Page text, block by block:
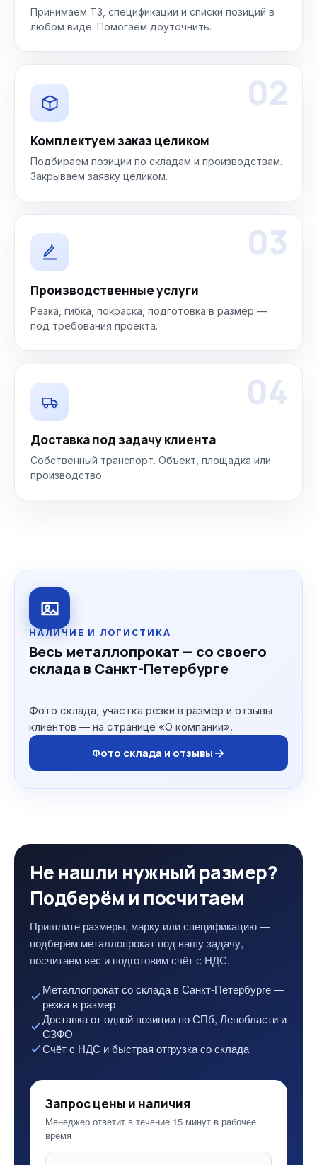
Принимаем ТЗ, спецификации и списки позиций в
любом виде. Помогаем доуточнить.
02
Комплектуем заказ целиком
Подбираем позиции по складам и производствам.
Закрываем заявку целиком.
03
Производственные услуги
Резка, гибка, покраска, подготовка в размер —
под требования проекта.
04
Доставка под задачу клиента
Собственный транспорт. Объект, площадка или
производство.
НАЛИЧИЕ И ЛОГИСТИКА
Весь металлопрокат — со своего
склада в Санкт-Петербурге
Фото склада, участка резки в размер и отзывы
клиентов — на странице «О компании».
Фото склада и отзывы
Не нашли нужный размер?
Подберём и посчитаем
Пришлите размеры, марку или спецификацию —
подберём металлопрокат под вашу задачу,
посчитаем вес и подготовим счёт с НДС.
Металлопрокат со склада в Санкт-Петербурге —
резка в размер
Доставка от одной позиции по СПб, Ленобласти и
СЗФО
Счёт с НДС и быстрая отгрузка со склада
Запрос цены и наличия
Менеджер ответит в течение 15 минут в рабочее
время